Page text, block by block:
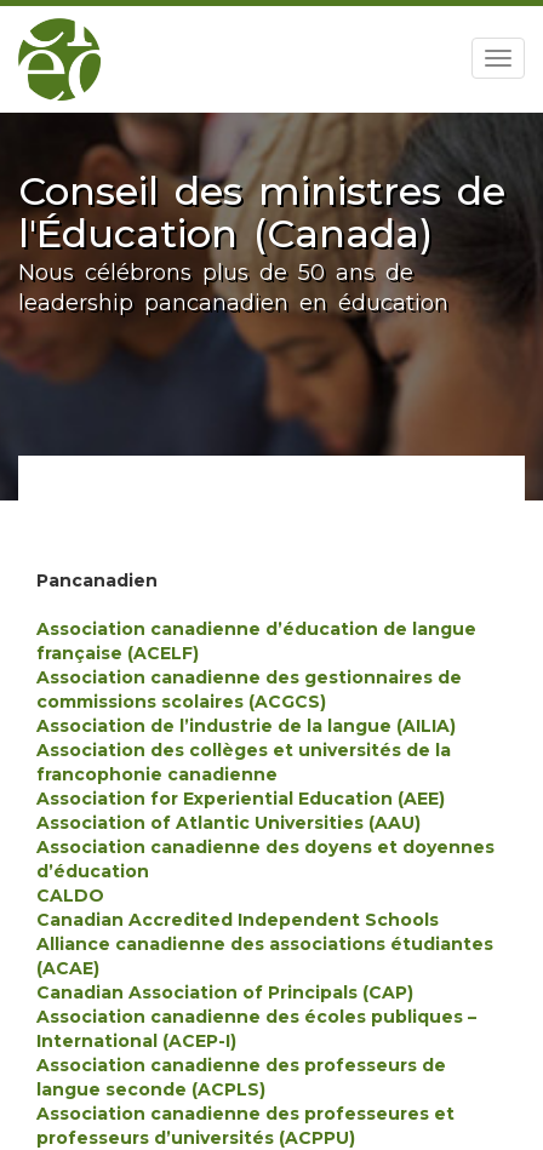
Conseil des ministres de
l'Éducation (Canada)
Nous célébrons plus de 50 ans de
leadership pancanadien en éducation
Pancanadien
Association canadienne d’éducation de langue
française (ACELF)
Association canadienne des gestionnaires de
commissions scolaires (ACGCS)
Association de l’industrie de la langue (AILIA)
Association des collèges et universités de la
francophonie canadienne
Association for Experiential Education (AEE)
Association of Atlantic Universities (AAU)
Association canadienne des doyens et doyennes
d’éducation
CALDO
Canadian Accredited Independent Schools
Alliance canadienne des associations étudiantes
(ACAE)
Canadian Association of Principals (CAP)
Association canadienne des écoles publiques –
International (ACEP-I)
Association canadienne des professeurs de
langue seconde (ACPLS)
Association canadienne des professeures et
professeurs d’universités (ACPPU)